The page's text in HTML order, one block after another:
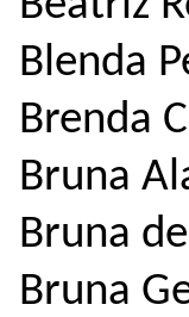
Blenda
Brenda
Bruna
Bruna
Bruna